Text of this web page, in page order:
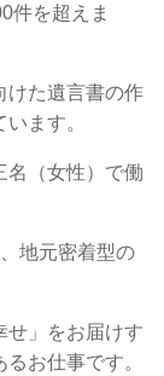
件を超えま
けた遺言書の作
ます。
名（女性）で働
地元密着型の
せ」をお届けす
お仕事です。